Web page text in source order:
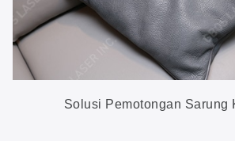
Solusi Pemotongan Sarung